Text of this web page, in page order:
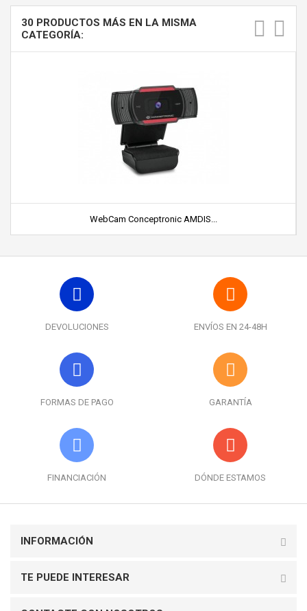
30 PRODUCTOS MÁS EN LA MISMA
CATEGORÍA:
WebCam Conceptronic AMDIS...
DEVOLUCIONES ENVÍOS EN 24-48H
FORMAS DE PAGO GARANTÍA
FINANCIACIÓN DÓNDE ESTAMOS
INFORMACIÓN
TE PUEDE INTERESAR